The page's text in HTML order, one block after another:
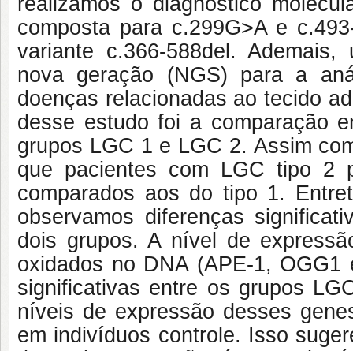
composta para c.299G>A e
variante c.366-588del.
nova geração (NGS) para a
doenças relacionadas ao tecido
desse estudo foi a comparação
grupos LGC 1 e LGC 2. Assim
que pacientes com LGC tipo 2
comparados aos do tipo 1.
observamos diferenças
dois grupos. A nível de
oxidados no DNA (APE-1,
significativas entre os grupos
níveis de expressão desses
em indivíduos controle. Isso